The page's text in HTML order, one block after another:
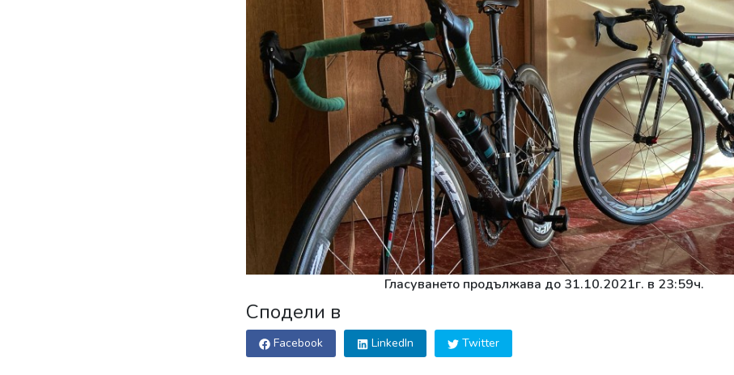
Гласуването продължава до 31.10.2021г. в 23:59ч.
Сподели в
Facebook LinkedIn Twitter